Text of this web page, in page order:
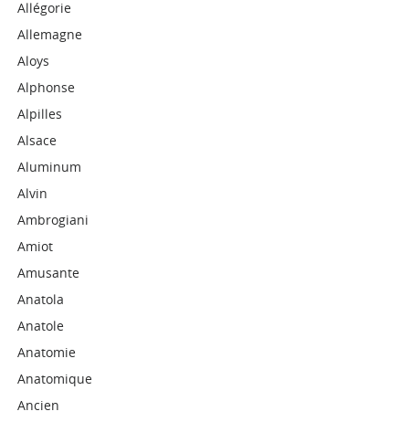
Allégorie
Allemagne
Aloys
Alphonse
Alpilles
Alsace
Aluminum
Alvin
Ambrogiani
Amiot
Amusante
Anatola
Anatole
Anatomie
Anatomique
Ancien